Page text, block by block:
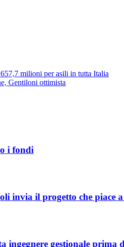
milioni per asili in tutta Italia
Gentiloni ottimista
i fondi
invia il progetto che piace a
ingegnere gestionale prima